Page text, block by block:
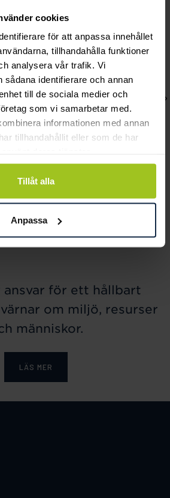
cookies
för att anpassa innehållet
tillhandahålla funktioner
analysera vår trafik. Vi
sådana identifierare och annan
till de sociala medier och
som vi samarbetar med.
informationen med annan
tillhandahållit eller som de har
Tillåt alla
Anpassa
Efva Attling
Mother Necklace
ansvar för ett hållbart
om miljö, resurser
människor.
LÄS MER